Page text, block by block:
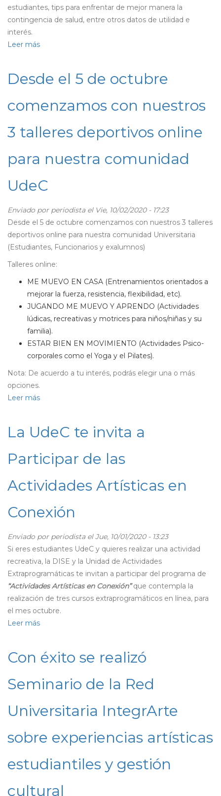
estudiantes, tips para enfrentar de mejor manera la
contingencia de salud, entre otros datos de utilidad e
interés.
Leer más
disponible
boletín
octubre
Bienestar
Desde el 5 de octubre
comenzamos con nuestros
3 talleres deportivos online
para nuestra comunidad
UdeC
Enviado por periodista el Vie, 10/02/2020 - 17:23
Desde el 5 de octubre comenzamos con nuestros 3 talleres
deportivos online para nuestra comunidad Universitaria
(Estudiantes, Funcionarios y exalumnos)
Talleres online:
ME MUEVO EN CASA (Entrenamientos orientados a
mejorar la fuerza, resistencia, flexibilidad, etc).
JUGANDO ME MUEVO Y APRENDO (Actividades
lúdicas, recreativas y motrices para niños/niñas y su
familia).
ESTAR BIEN EN MOVIMIENTO (Actividades Psico-
corporales como el Yoga y el Pilates).
Nota: De acuerdo a tu interés, podrás elegir una o más
opciones.
Leer más
5
octubre
con
3
deportivos
online
para
nuestra
comunidad
UdeC
La UdeC te invita a
Participar de las
Actividades Artísticas en
Conexión
Enviado por periodista el Jue, 10/01/2020 - 13:23
Si eres estudiantes UdeC y quieres realizar una actividad
recreativa, la DISE y la Unidad de Actividades
Extraprogramáticas te invitan a participar del programa de
“Actividades Artísticas en Conexión”que contempla la
realización de tres cursos extraprogramáticos en línea, para
el mes octubre.
Leer más
te
a
de
Actividades
Artísticas
en
Conexión
Con éxito se realizó
Seminario de la Red
Universitaria IntegrArte
sobre experiencias artísticas
estudiantiles y gestión
cultural